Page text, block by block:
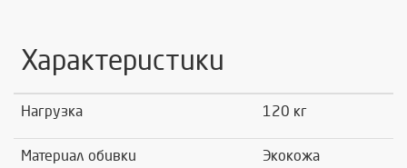
Характеристики
Нагрузка 120 кг
Материал обивки Экокожа